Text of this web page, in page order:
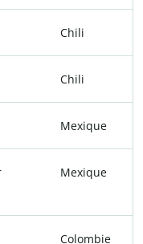
Chili
Chili
Mexique
Mexique
Colombie